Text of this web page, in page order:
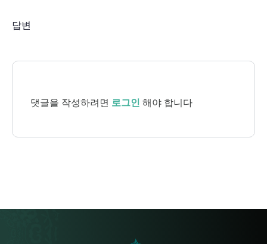
답변
댓글을 작성하려면 로그인 해야 합니다